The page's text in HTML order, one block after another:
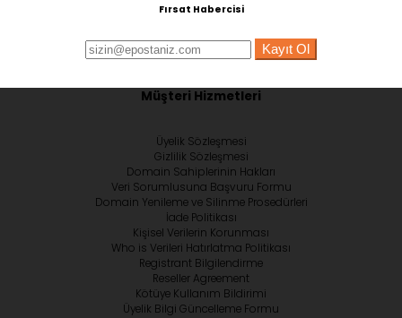
Fırsat Habercisi
Kayıt Ol
Müşteri Hizmetleri
Üyelik Sözleşmesi
Gizlilik Sözleşmesi
Domain Sahiplerinin Hakları
Veri Sorumlusuna Başvuru Formu
Domain Yenileme ve Silinme Prosedürleri
İade Politikası
Kişisel Verilerin Korunması
Who is Verileri Hatırlatma Politikası
Registrant Bilgilendirme
Reseller Agreement
Kötüye Kullanım Bildirimi
Üyelik Bilgi Güncelleme Formu